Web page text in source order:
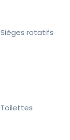
Sièges rotatifs
Toilettes